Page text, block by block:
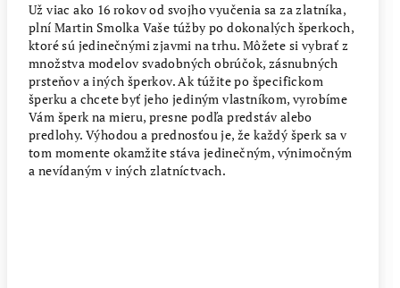
Už viac ako 16 rokov od svojho vyučenia sa za zlatníka,
plní Martin Smolka Vaše túžby po dokonalých šperkoch,
ktoré sú jedinečnými zjavmi na trhu. Môžete si vybrať z
množstva modelov svadobných obrúčok, zásnubných
prsteňov a iných šperkov. Ak túžite po špecifickom
šperku a chcete byť jeho jediným vlastníkom, vyrobíme
Vám šperk na mieru, presne podľa predstáv alebo
predlohy. Výhodou a prednosťou je, že každý šperk sa v
tom momente okamžite stáva jedinečným, výnimočným
a nevídaným v iných zlatníctvach.